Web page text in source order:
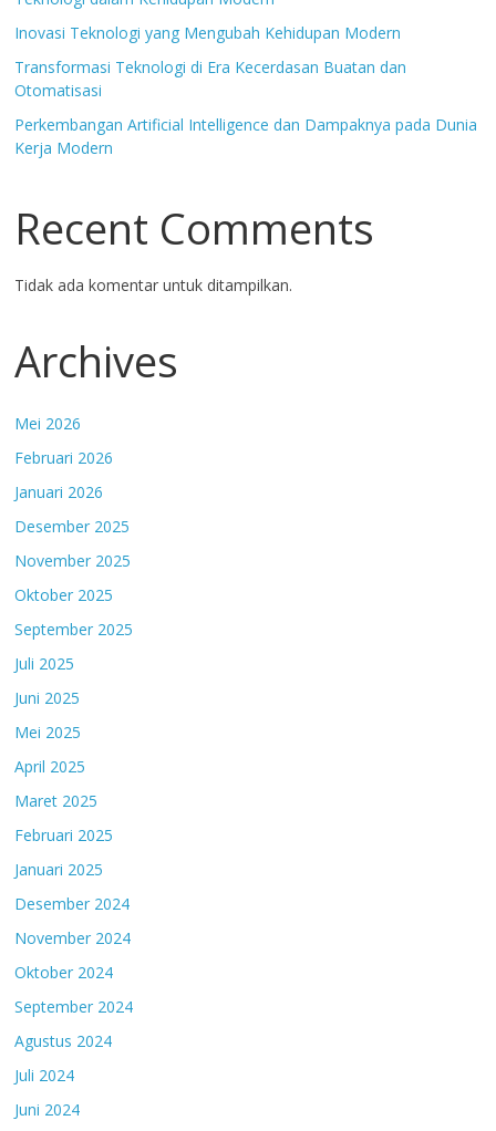
Inovasi Teknologi yang Mengubah Kehidupan Modern
Transformasi Teknologi di Era Kecerdasan Buatan dan
Otomatisasi
Perkembangan Artificial Intelligence dan Dampaknya pada Dunia
Kerja Modern
Recent Comments
Tidak ada komentar untuk ditampilkan.
Archives
Mei 2026
Februari 2026
Januari 2026
Desember 2025
November 2025
Oktober 2025
September 2025
Juli 2025
Juni 2025
Mei 2025
April 2025
Maret 2025
Februari 2025
Januari 2025
Desember 2024
November 2024
Oktober 2024
September 2024
Agustus 2024
Juli 2024
Juni 2024